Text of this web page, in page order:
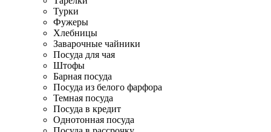
Турки
Фужеры
Хлебницы
Заварочные чайники
Посуда для чая
Штофы
Барная посуда
Посуда из белого фарфора
Темная посуда
Посуда в кредит
Однотонная посуда